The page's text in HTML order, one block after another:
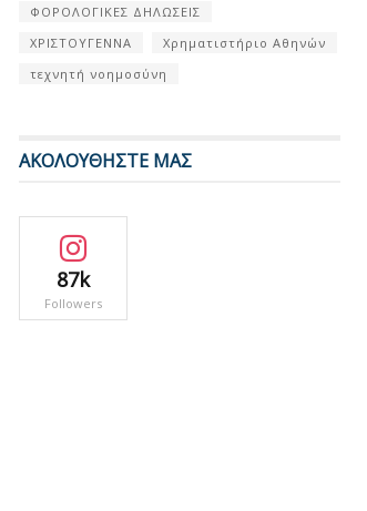
ΦΟΡΟΛΟΓΙΚΕΣ ΔΗΛΩΣΕΙΣ
ΧΡΙΣΤΟΥΓΕΝΝΑ
Χρηματιστήριο Αθηνών
τεχνητή νοημοσύνη
ΑΚΟΛΟΥΘΗΣΤΕ ΜΑΣ
87k
Followers